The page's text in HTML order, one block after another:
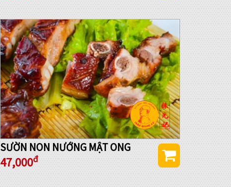
SƯỜN NON NƯỚNG MẬT ONG
47,000đ